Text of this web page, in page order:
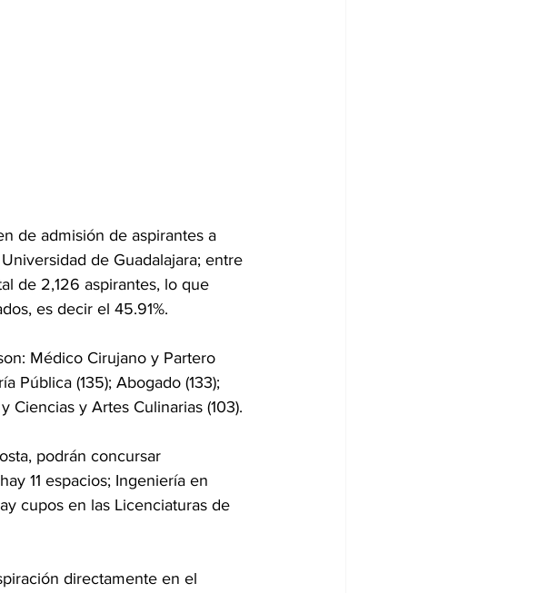
de admisión de aspirantes a
de Guadalajara; entre
de 2,126 aspirantes, lo que
es decir el 45.91%.
Médico Cirujano y Partero
Pública (135); Abogado (133);
Ciencias y Artes Culinarias (103).
podrán concursar
11 espacios; Ingeniería en
cupos en las Licenciaturas de
directamente en el